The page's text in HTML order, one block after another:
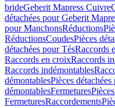
brideGeberit Mapress Cuivre
détachées pour Geberit
pour ManchonsRéductions
RéductionsCoudesPièces
détachées pour TésRaccords
Raccords en croixRaccords
Raccords indémontables
démontablesPièces
démontablesFermetures
FermeturesRaccordements